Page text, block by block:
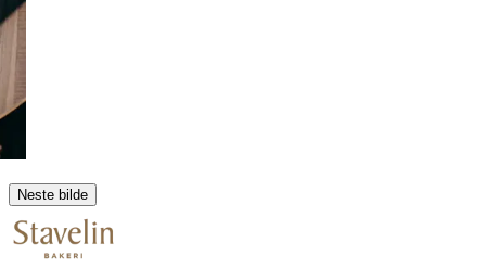
Neste bilde